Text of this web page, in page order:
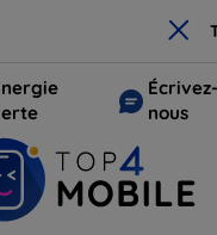
×
Écrivez-
nous